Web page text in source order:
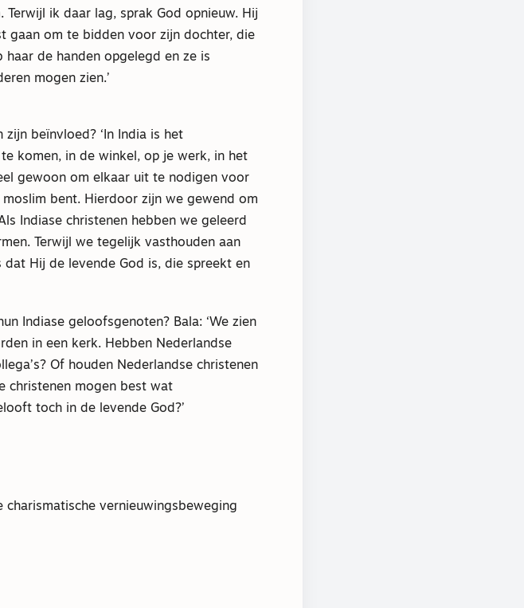
ik daar lag, sprak God opnieuw. Hij
gaan om te bidden voor zijn dochter, die
de handen opgelegd en ze is
mogen zien.’
beïnvloed? ‘In India is het
komen, in de winkel, op je werk, in het
gewoon om elkaar uit te nodigen voor
bent. Hierdoor zijn we gewend om
Indiase christenen hebben we geleerd
Terwijl we tegelijk vasthouden aan
Hij de levende God is, die spreekt en
Indiase geloofsgenoten? Bala: ‘We zien
in een kerk. Hebben Nederlandse
Of houden Nederlandse christenen
christenen mogen best wat
toch in de levende God?’
vernieuwingsbeweging